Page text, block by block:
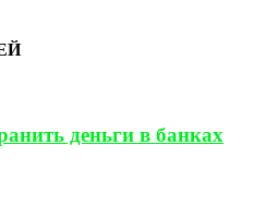
деньги в банках